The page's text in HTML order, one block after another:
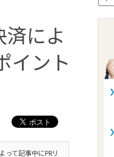
によ
イント
て記事中にPRリ